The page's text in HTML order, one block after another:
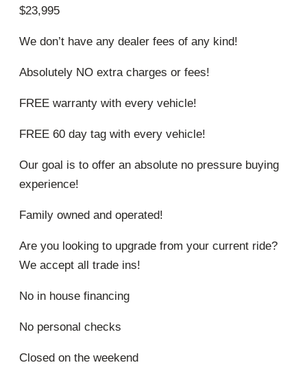
$23,995
We don’t have any dealer fees of any kind!
Absolutely NO extra charges or fees!
FREE warranty with every vehicle!
FREE 60 day tag with every vehicle!
Our goal is to offer an absolute no pressure buying
experience!
Family owned and operated!
Are you looking to upgrade from your current ride?
We accept all trade ins!
No in house financing
No personal checks
Closed on the weekend